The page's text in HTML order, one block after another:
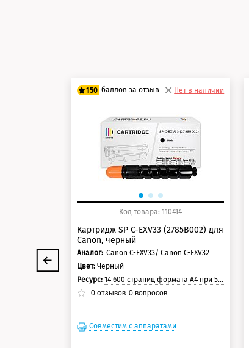
150 баллов за отзыв
125 баллов
150 баллов
Нет в наличии
Код товара: 110414
Картридж SP C-EXV33 (2785B002) для
Canon, черный
Аналог: Canon C-EXV33/ Canon C-EXV32
Цвет: Черный
Ресурс:14 600 страниц формата А4 при 5% заполнении страницы
0 отзывов 0 вопросов
Совместим с аппаратами